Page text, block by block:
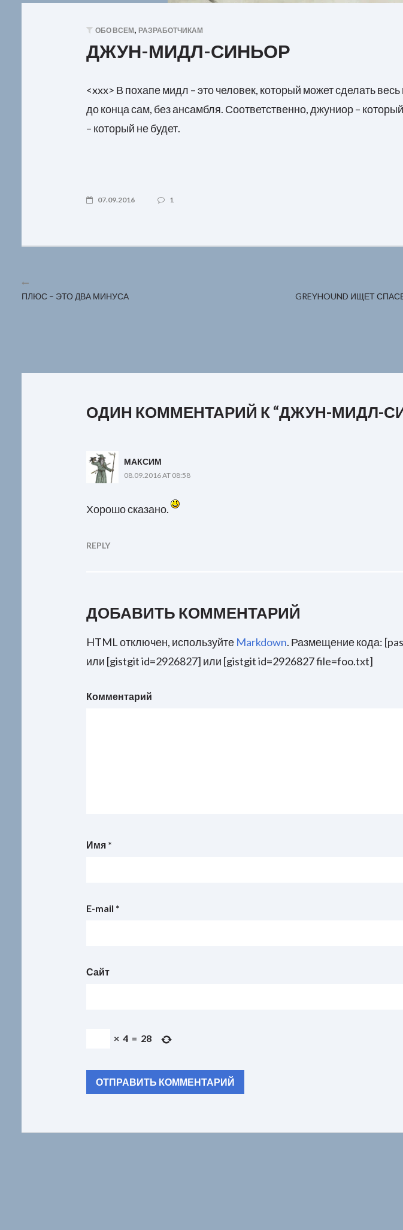
ОБО ВСЕМ,РАЗРАБОТЧИКАМ
ДЖУН-МИДЛ-СИНЬОР
<xxx> В похапе мидл – это человек, который может сделать весь
до конца сам, без ансамбля. Соответственно, джуниор –
– который не будет.
07.09.2016 1
ПЛЮС – ЭТО ДВА МИНУСА GREYHOUND ИЩЕТ
ОДИН КОММЕНТАРИЙ К “ДЖУН-МИДЛ-
МАКСИМ
08.09.2016 AT 08:58
Хорошо сказано.
REPLY
ДОБАВИТЬ КОММЕНТАРИЙ
HTML отключен, используйте Markdown. Размещение кода:
или [gistgit id=2926827] или [gistgit id=2926827 file=foo.txt]
Комментарий
Имя *
E-mail *
Сайт
× 4 = 28